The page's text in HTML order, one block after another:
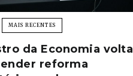
MAIS RECENTES
da Economia volta
reforma